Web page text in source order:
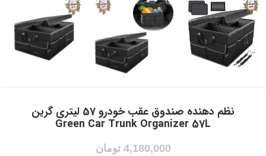
نظم دهنده صندوق عقب خودرو 57 لیتری گرین
Green Car Trunk Organizer 57L
4,180,000 تومان